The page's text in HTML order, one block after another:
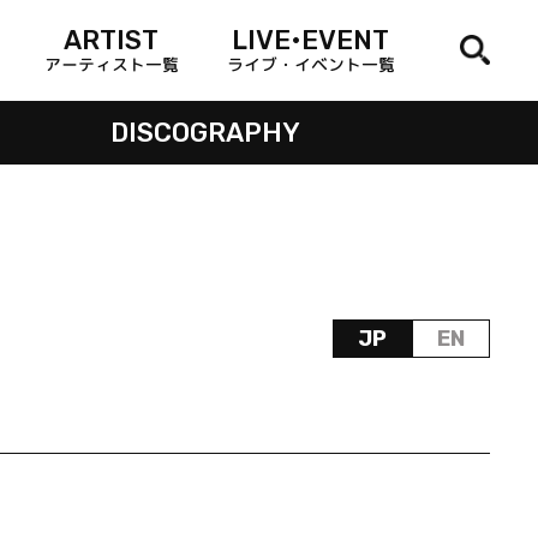
ARTIST
アーティスト一覧
LIVE•EVENT
ライブ・イベント一覧
DISCOGRAPHY
JP EN